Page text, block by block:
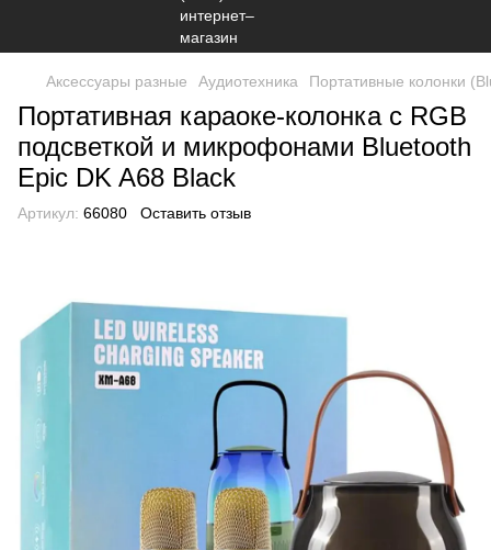
Аксессуары разные Аудиотехника Портативные колонки
Портативная караоке-колонка с RGB
подсветкой и микрофонами Bluetooth
Epic DK A68 Black
Артикул: 66080 Оставить отзыв